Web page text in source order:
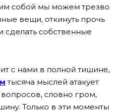
собой мы можем трезво
вещи, откинуть прочь
собственные
с нами в полной тишине,
тысяча мыслей атакует
словно гром,
Только в эти моменты